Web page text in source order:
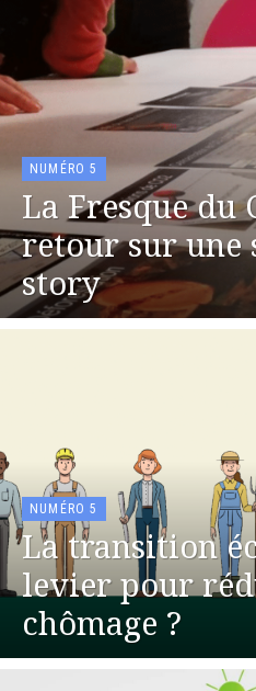
NUMÉRO 5
La Fresque du
retour sur une
story
NUMÉRO 5
La transition
levier pour
chômage ?